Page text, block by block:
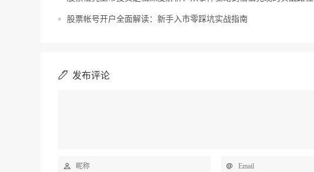
股票帐号开户全面解读：新手入市零踩坑实战指南
发布评论